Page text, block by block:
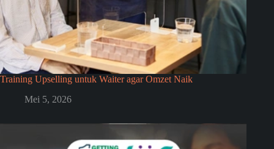
Training Upselling untuk Waiter agar Omzet Naik
Mei 5, 2026